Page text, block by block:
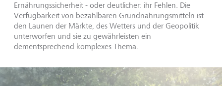
Ernährungssicherheit - oder deutlicher: ihr Fehlen. Die
Verfügbarkeit von bezahlbaren Grundnahrungsmitteln ist
den Launen der Märkte, des Wetters und der Geopolitik
unterworfen und sie zu gewährleisten ein
dementsprechend komplexes Thema.